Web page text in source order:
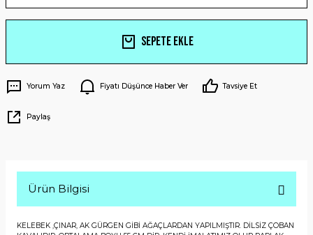
Sepete Ekle
Yorum Yaz Fiyatı Düşünce Haber Ver Tavsiye Et
Paylaş
Ürün Bilgisi
KELEBEK ,ÇINAR, AK GÜRGEN GİBİ AĞAÇLARDAN YAPILMIŞTIR. DİLSİZ ÇOBAN